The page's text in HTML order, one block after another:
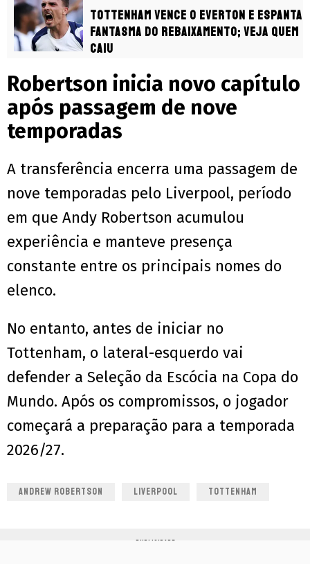
Tottenham vence o Everton e espanta
fantasma do rebaixamento; veja quem
caiu
Robertson inicia novo capítulo
após passagem de nove
temporadas
A transferência encerra uma passagem de
nove temporadas pelo Liverpool, período
em que Andy Robertson acumulou
experiência e manteve presença
constante entre os principais nomes do
elenco.
No entanto, antes de iniciar no
Tottenham, o lateral-esquerdo vai
defender a Seleção da Escócia na Copa do
Mundo. Após os compromissos, o jogador
começará a preparação para a temporada
2026/27.
ANDREW ROBERTSON LIVERPOOL TOTTENHAM
PUBLICIDADE